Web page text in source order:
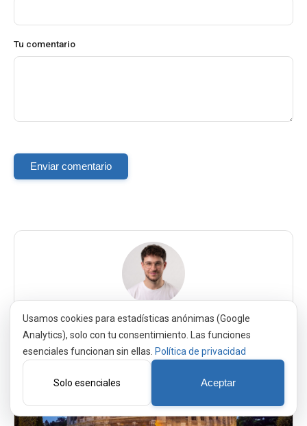
Tu comentario
Enviar comentario
¡Gracias por pasarte! Esperamos que encuentres el tour
perfecto para tu viaje; si no, escríbenos y te ayudamos.
Usamos cookies para estadísticas anónimas (Google
Analytics), solo con tu consentimiento. Las funciones
esenciales funcionan sin ellas. Política de privacidad
Solo esenciales Aceptar